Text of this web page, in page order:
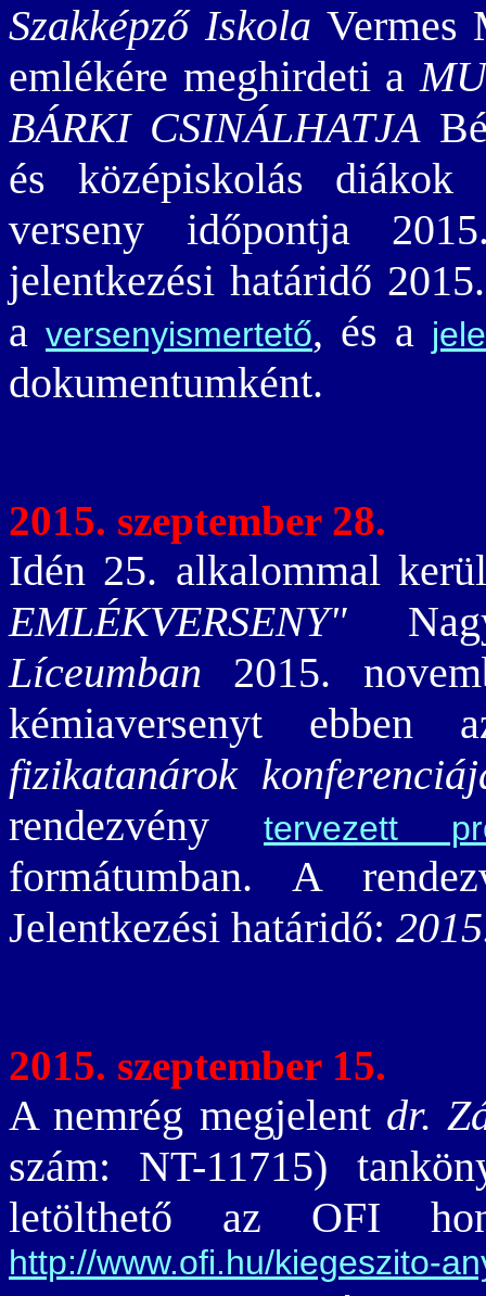
Szakképző Iskola Vermes
emlékére meghirdeti a
BÁRKI CSINÁLHATJA
és középiskolás diákok
verseny időpontja
jelentkezési határidő
a versenyismertető, és a
dokumentumként.
2015. szeptember 28.
Idén 25. alkalommal
EMLÉKVERSENY"
Líceumban 2015.
kémiaversenyt
fizikatanárok
rendezvény
tervezett
formátumban. A
Jelentkezési határidő:
2015. szeptember 15.
A nemrég megjelent dr.
szám: NT-11715)
letölthető az OFI
http://www.ofi.hu/kiegeszito-